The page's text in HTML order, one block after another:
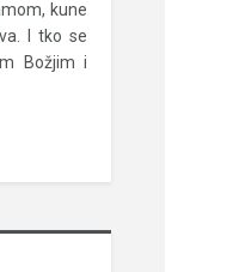
kune
I tko se
Božjim i